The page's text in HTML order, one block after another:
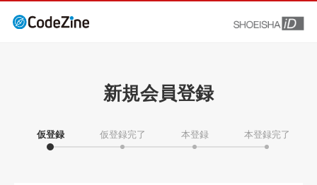
新規会員登録
仮登録 仮登録完了 本登録 本登録完了